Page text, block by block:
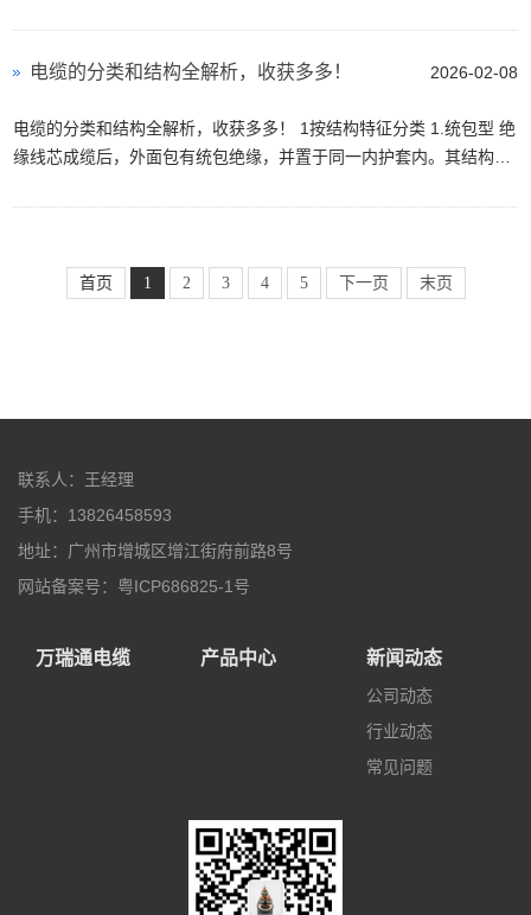
2026-02-08
电缆的分类和结构全解析，收获多多！
电缆的分类和结构全解析，收获多多！ 1按结构特征分类 1.统包型 绝
缘线芯成缆后，外面包有统包绝缘，并置于同一内护套内。其结构简
首页 1 2 3 4 5 下一页 末页
联系人：王经理
手机：13826458593
地址：广州市增城区增江街府前路8号
网站备案号：粤ICP686825-1号
万瑞通电缆 产品中心 新闻动态
公司动态
行业动态
常见问题